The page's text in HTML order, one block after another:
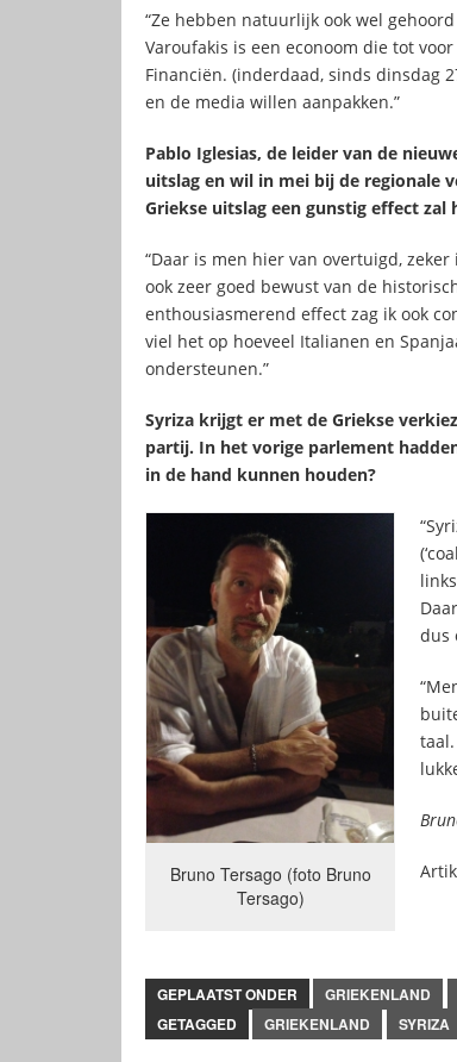
“Ze hebben natuurlijk ook wel
Varoufakis is een econoom die tot
Financiën. (inderdaad, sinds dinsdag
en de media willen aanpakken.”
Pablo Iglesias, de leider van de
uitslag en wil in mei bij de regionale
Griekse uitslag een gunstig effect
“Daar is men hier van overtuigd,
ook zeer goed bewust van de
enthousiasmerend effect zag ik ook
viel het op hoeveel Italianen en
ondersteunen.”
Syriza krijgt er met de Griekse
partij. In het vorige parlement
in de hand kunnen houden?
Bruno Tersago (foto Bruno
Tersago)
dus
GEPLAATST ONDER GRIEKENLAND
GETAGGED
GRIEKENLAND SYRIZA